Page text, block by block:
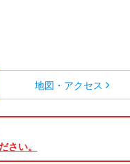
地図・アクセス
さい。